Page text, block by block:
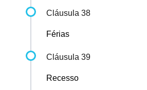
Cláusula 38
Férias
Cláusula 39
Recesso